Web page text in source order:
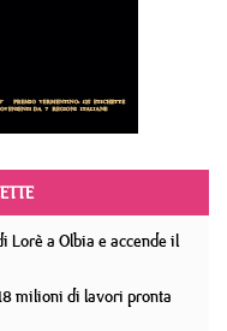
Lorè a Olbia e accende il
milioni di lavori pronta